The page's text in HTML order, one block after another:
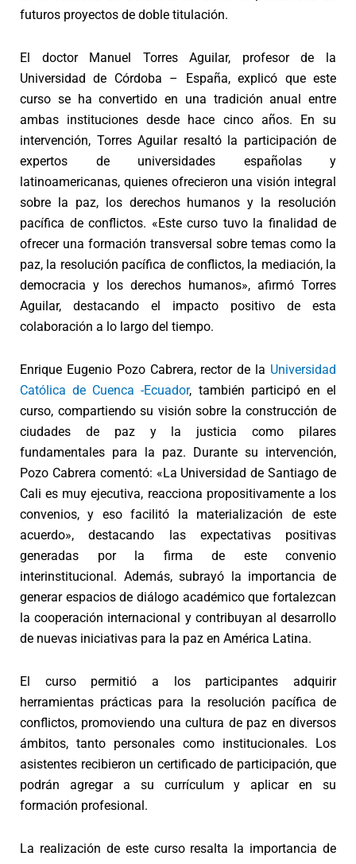
futuros proyectos de doble titulación.
El doctor Manuel Torres Aguilar, profesor de la
Universidad de Córdoba – España, explicó que este
curso se ha convertido en una tradición anual entre
ambas instituciones desde hace cinco años. En su
intervención, Torres Aguilar resaltó la participación de
expertos de universidades españolas y
latinoamericanas, quienes ofrecieron una visión integral
sobre la paz, los derechos humanos y la resolución
pacífica de conflictos. «Este curso tuvo la finalidad de
ofrecer una formación transversal sobre temas como la
paz, la resolución pacífica de conflictos, la mediación, la
democracia y los derechos humanos», afirmó Torres
Aguilar, destacando el impacto positivo de esta
colaboración a lo largo del tiempo.
Enrique Eugenio Pozo Cabrera, rector de la Universidad
Católica de Cuenca -Ecuador, también participó en el
curso, compartiendo su visión sobre la construcción de
ciudades de paz y la justicia como pilares
fundamentales para la paz. Durante su intervención,
Pozo Cabrera comentó: «La Universidad de Santiago de
Cali es muy ejecutiva, reacciona propositivamente a los
convenios, y eso facilitó la materialización de este
acuerdo», destacando las expectativas positivas
generadas por la firma de este convenio
interinstitucional. Además, subrayó la importancia de
generar espacios de diálogo académico que fortalezcan
la cooperación internacional y contribuyan al desarrollo
de nuevas iniciativas para la paz en América Latina.
El curso permitió a los participantes adquirir
herramientas prácticas para la resolución pacífica de
conflictos, promoviendo una cultura de paz en diversos
ámbitos, tanto personales como institucionales. Los
asistentes recibieron un certificado de participación, que
podrán agregar a su currículum y aplicar en su
formación profesional.
La realización de este curso resalta la importancia de